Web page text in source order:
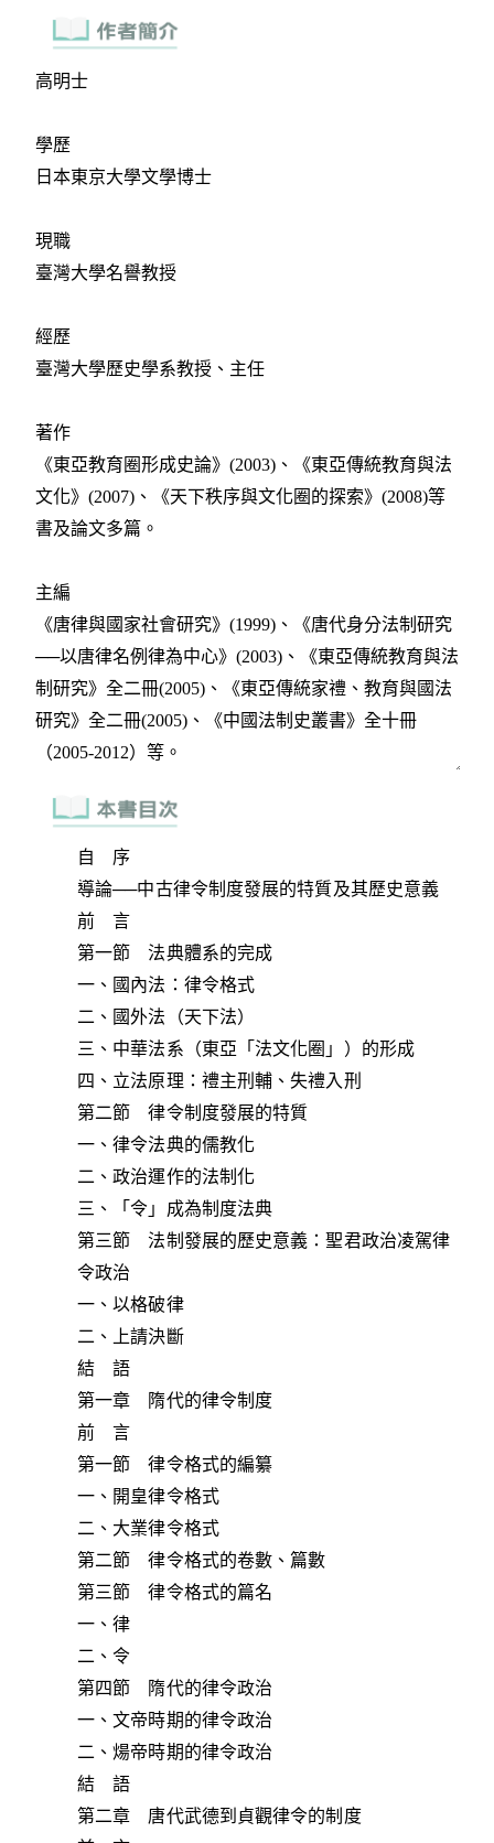
自 序
導論──中古律令制度發展的特質及其歷史意義
前 言
第一節 法典體系的完成
一、國內法：律令格式
二、國外法（天下法）
三、中華法系（東亞「法文化圈」）的形成
四、立法原理：禮主刑輔、失禮入刑
第二節 律令制度發展的特質
一、律令法典的儒教化
二、政治運作的法制化
三、「令」成為制度法典
第三節 法制發展的歷史意義：聖君政治凌駕律
令政治
一、以格破律
二、上請決斷
結 語
第一章 隋代的律令制度
前 言
第一節 律令格式的編纂
一、開皇律令格式
二、大業律令格式
第二節 律令格式的卷數、篇數
第三節 律令格式的篇名
一、律
二、令
第四節 隋代的律令政治
一、文帝時期的律令政治
二、煬帝時期的律令政治
結 語
第二章 唐代武德到貞觀律令的制度